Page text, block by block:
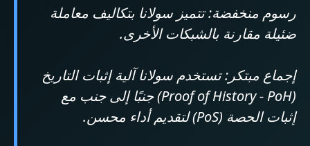
رسوم منخفضة: تتميز سولانا بتكاليف معاملة
ضئيلة مقارنة بالشبكات الأخرى.
إجماع مبتكر: تستخدم سولانا آلية إثبات التاريخ
(Proof of History - PoH) جنبًا إلى جنب مع
إثبات الحصة (PoS) لتقديم أداء محسن.